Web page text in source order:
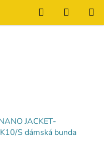
Hľadať
KOŠÍK
JACKET-
S dámská bunda